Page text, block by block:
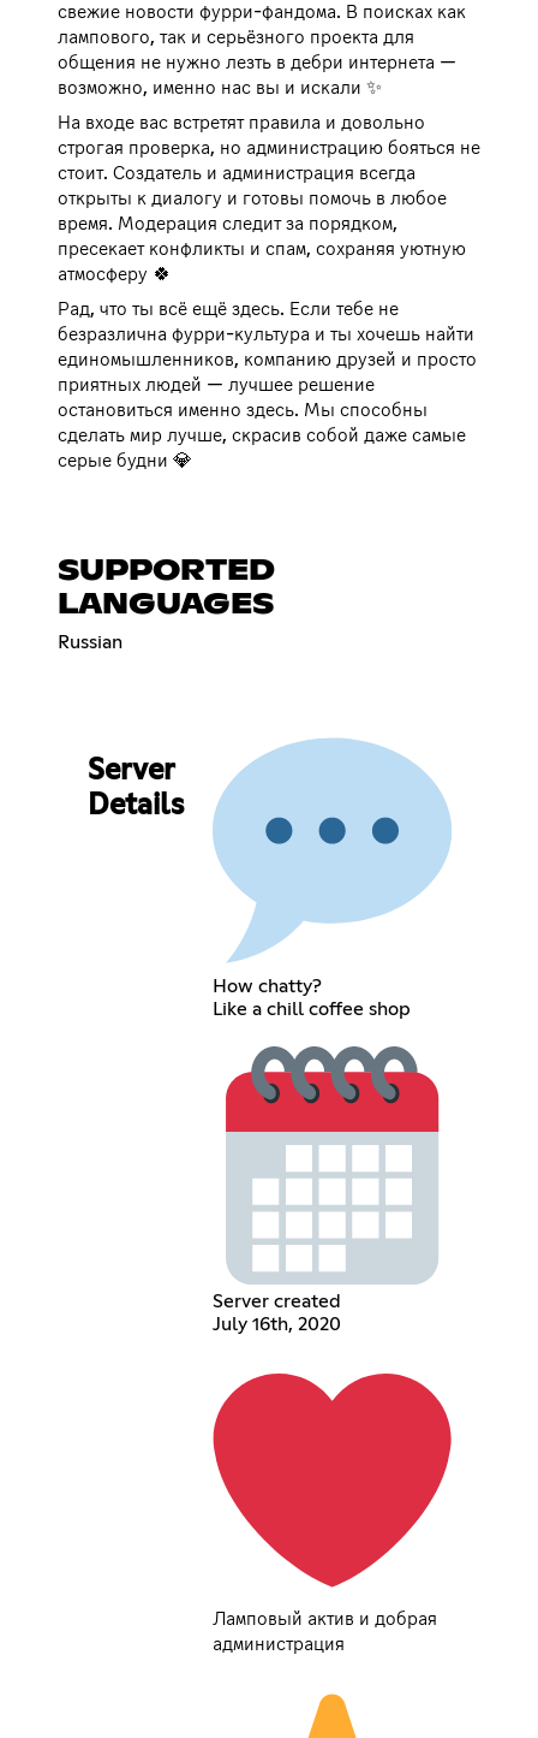
свежие новости фурри-фандома. В поисках как
лампового, так и серьёзного проекта для
общения не нужно лезть в дебри интернета —
возможно, именно нас вы и искали ✨
На входе вас встретят правила и довольно
строгая проверка, но администрацию бояться не
стоит. Создатель и администрация всегда
открыты к диалогу и готовы помочь в любое
время. Модерация следит за порядком,
пресекает конфликты и спам, сохраняя уютную
атмосферу 🍀
Рад, что ты всё ещё здесь. Если тебе не
безразлична фурри-культура и ты хочешь найти
единомышленников, компанию друзей и просто
приятных людей — лучшее решение
остановиться именно здесь. Мы способны
сделать мир лучше, скрасив собой даже самые
серые будни 💎
SUPPORTED
LANGUAGES
Russian
Server
Details
How chatty?
Like a chill coffee shop
Server created
July 16th, 2020
Ламповый актив и добрая
администрация